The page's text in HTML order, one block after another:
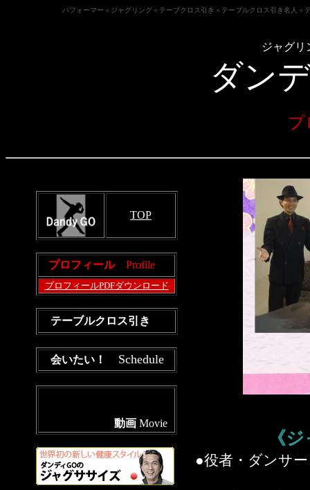
パフォーマー＜ジャグリング＜テーブクロス引き＜テーブルクロス引き名人
ジャグリ
ダン
プ
TOP
プロフィール Profile
プロフィールPDFダウンロード
テーブルクロス引き
会いたい！ Schedule
動画 Movie
《
●役者・ダンサ